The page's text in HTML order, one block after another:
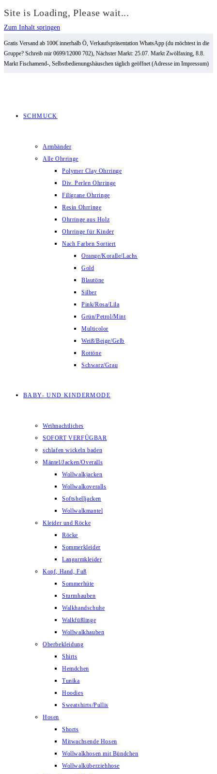
Site is Loading, Please wait...
Zum Inhalt springen
Gratis Versand ab 100€ innerhalb Ö, Verkaufspräsentation WhatsApp (du möchtest in die
Gruppe? Schreib mir 0699/12000 702), Nächster Markt: 25.07. Markt Zwölfaxing, 8.8.
Markt Fischamend-, Selbstbedienungshäuschen täglich geöffnet (Adresse im Impressum)
SCHMUCK
Armbänder
Alle Ohrringe
Polymer Clay Ohrringe
Div. Perlen Ohrringe
Filigrane Ohrringe
Resin Ohrringe
Ohrringe aus Holz
Ohrringe für Kinder
Nach Farben Sortiert
Orange/Koralle/Lachs
Gold
Blautöne
Silber
Pink/Rosa/Lila
Grün/Petrol/Mint
Multicolor
Weiß/Beige/Gelb
Rottöne
Schwarz/Grau
BABY- UND KINDERMODE
Weihnachtliches
SOFORT VERFÜGBAR
schlafen wickeln baden
Mäntel/Jacken/Overalls
Wollwalkjacken
Wollwalkoveralls
Softshelljacken
Wollwalkmantel
Kleider und Röcke
Röcke
Sommerkleider
Langarmkleider
Kopf, Hand, Fuß
Sommerhüte
Sturmhauben
Walkhandschuhe
Walkfüßlinge
Wollwalkhauben
Oberbekleidung
Shirts
Hemdchen
Tunika
Hoodies
Sweatshirts/Pullis
Hosen
Shorts
Mitwachsende Hosen
Wollwalkhosen mit Bündchen
Wollwalküberziehhose